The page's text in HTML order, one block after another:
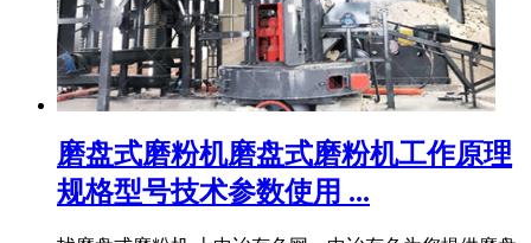
磨盘式磨粉机磨盘式磨粉机工作原理
规格型号技术参数使用 ...